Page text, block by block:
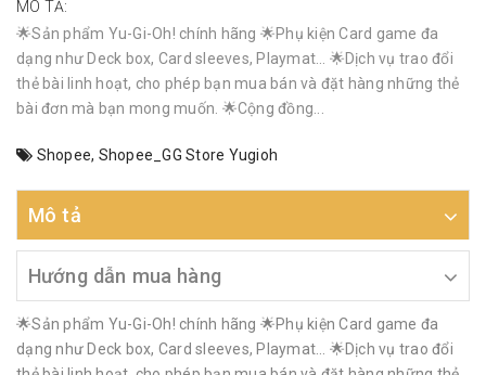
MÔ TẢ:
🌟Sản phẩm Yu-Gi-Oh! chính hãng 🌟Phụ kiện Card game đa
dạng như Deck box, Card sleeves, Playmat… 🌟Dịch vụ trao đổi
thẻ bài linh hoạt, cho phép bạn mua bán và đặt hàng những thẻ
bài đơn mà bạn mong muốn. 🌟Cộng đồng...
Shopee, Shopee_GG Store Yugioh
Mô tả
Hướng dẫn mua hàng
🌟Sản phẩm Yu-Gi-Oh! chính hãng 🌟Phụ kiện Card game đa
dạng như Deck box, Card sleeves, Playmat… 🌟Dịch vụ trao đổi